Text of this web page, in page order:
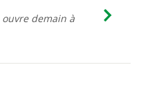
ouvre demain à